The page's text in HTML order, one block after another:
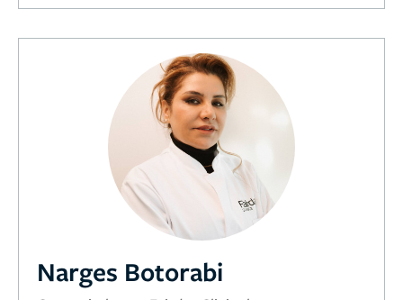
Narges Botorabi